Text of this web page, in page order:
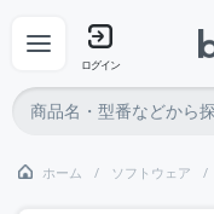
ログイン
ホーム ソフトウェア